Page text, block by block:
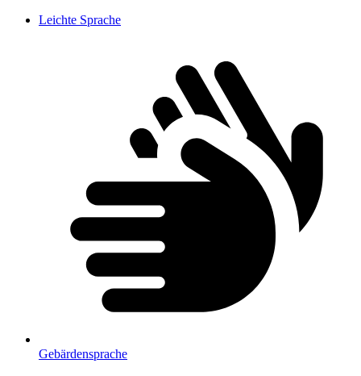
Leichte Sprache
Gebärdensprache